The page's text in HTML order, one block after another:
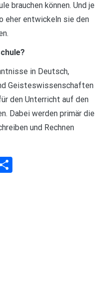
brauchen können. Und je
eher entwickeln sie den
in Deutsch,
Geisteswissenschaften
den Unterricht auf den
Dabei werden primär die
und Rechnen
Telegram